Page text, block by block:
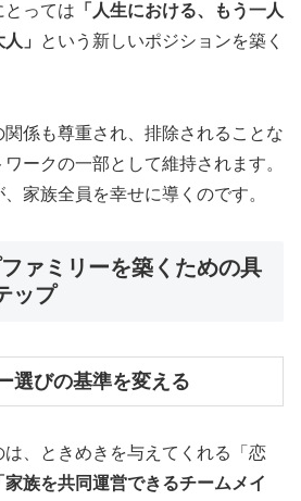
月額制で始めやすい
結 ・全国対応
万人以上 の会員
開始まで 最短1週間
れるサブスク型結婚相談所。面
全オンライン対応。
ク婚活をチェック
とっては 「人生における、もう一人
」
という新しいポジションを築く
係も尊重され、排除されることな
ークの一部として維持されます。
家族全員を幸せに導くのです。
ァミリーを築くための具
ップ
選びの基準を変える
、ときめきを与えてくれる「恋
家族を共同運営できるチームメイ